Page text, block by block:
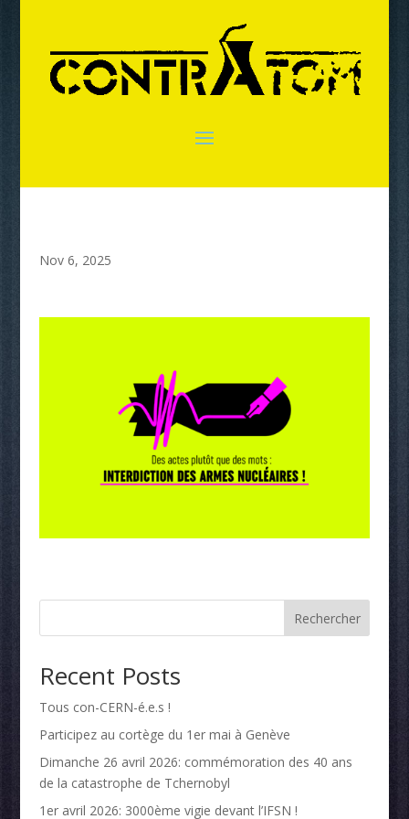
Nov 6, 2025
Rechercher
Recent Posts
Tous con-CERN-é.e.s !
Participez au cortège du 1er mai à Genève
Dimanche 26 avril 2026: commémoration des 40 ans
de la catastrophe de Tchernobyl
1er avril 2026: 3000ème vigie devant l’IFSN !